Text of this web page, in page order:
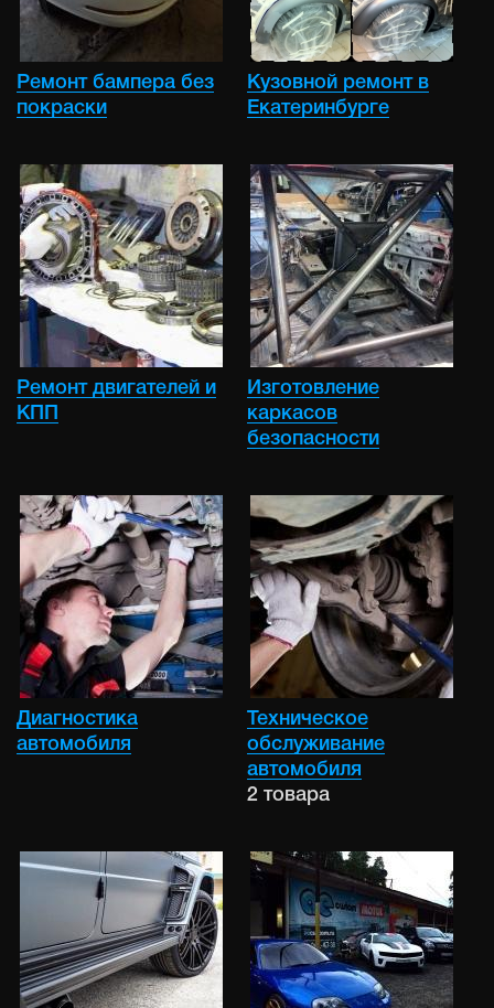
Ремонт бампера без
покраски
Кузовной ремонт в
Екатеринбурге
Ремонт двигателей и
КПП
Изготовление
каркасов
безопасности
Диагностика
автомобиля
Техническое
обслуживание
автомобиля
2 товара